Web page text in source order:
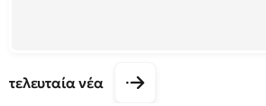
τελευταία νέα